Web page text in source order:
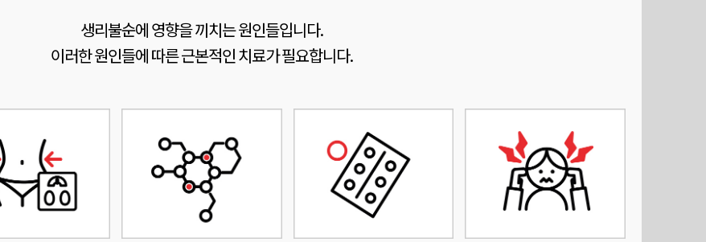
생리불순에 영향을 끼치는 원인들입니다.
이러한 원인들에 따른 근본적인 치료가 필요합니다.